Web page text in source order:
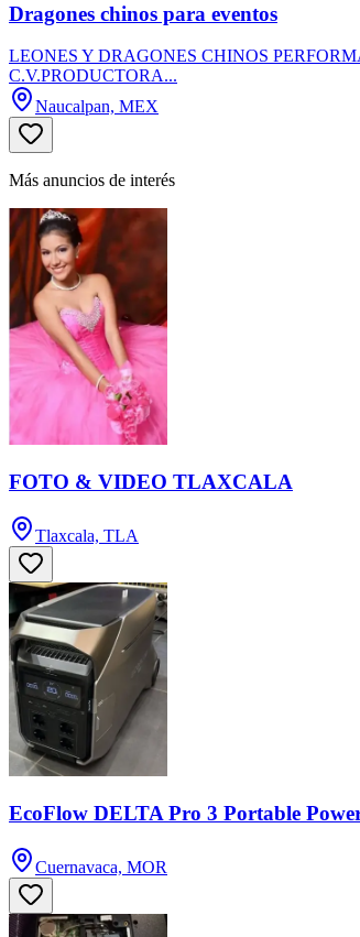
Dragones chinos para eventos
LEONES Y DRAGONES CHINOS
C.V.PRODUCTORA...
Naucalpan, MEX
Más anuncios de interés
FOTO & VIDEO TLAXCALA
Tlaxcala, TLA
EcoFlow DELTA Pro 3 Portable
Cuernavaca, MOR